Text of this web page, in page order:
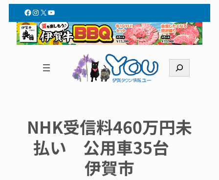
Facebook
Instagram
X YouTube
索
NHK受信料460万円未
払い 公用車35台
伊賀市